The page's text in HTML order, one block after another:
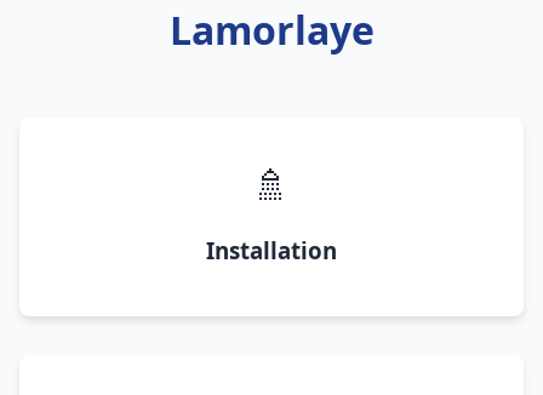
Lamorlaye
🚿
Installation